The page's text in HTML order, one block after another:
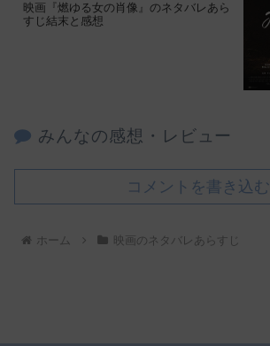
映画『燃ゆる女の肖像』のネタバレあら
すじ結末と感想
みんなの感想・レビュー
コメントを書き込む
ホーム 映画のネタバレあらすじ